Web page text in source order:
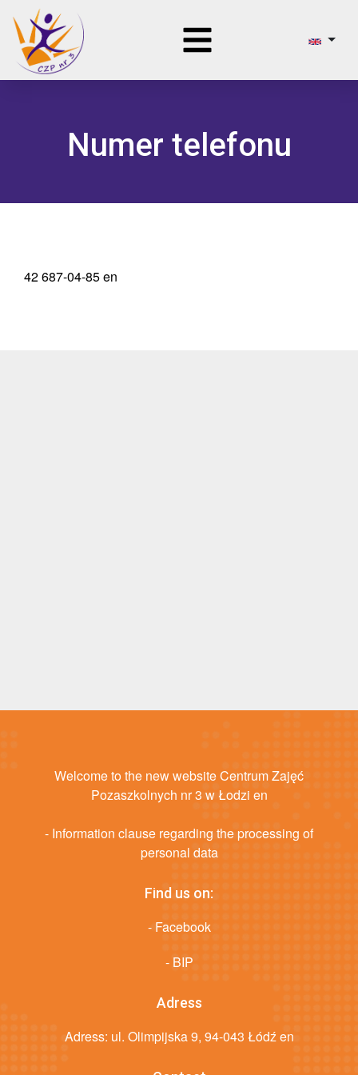
Numer telefonu
42 687-04-85 en
Welcome to the new website Centrum Zajęć
Pozaszkolnych nr 3 w Łodzi en
- Information clause regarding the processing of
personal data
Find us on:
- Facebook
- BIP
Adress
Adress: ul. Olimpijska 9, 94-043 Łódź en